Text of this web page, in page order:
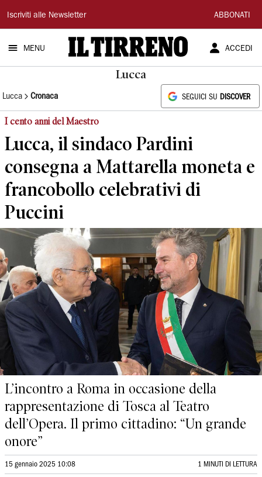
Il
Tirreno
Iscriviti alle Newsletter ABBONATI
MENU ACCEDI
Lucca
Lucca Cronaca SEGUICI SU DISCOVER
I cento anni del Maestro
Lucca, il sindaco Pardini
consegna a Mattarella moneta e
francobollo celebrativi di
Puccini
L’incontro a Roma in occasione della
rappresentazione di Tosca al Teatro
dell’Opera. Il primo cittadino: “Un grande
onore”
15 gennaio 2025 10:08 1 MINUTI DI LETTURA